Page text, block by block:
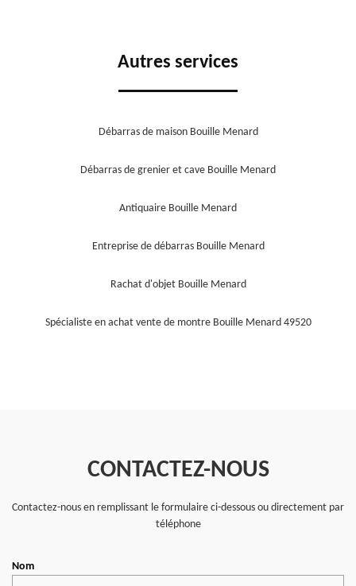
Autres services
Débarras de maison Bouille Menard
Débarras de grenier et cave Bouille Menard
Antiquaire Bouille Menard
Entreprise de débarras Bouille Menard
Rachat d'objet Bouille Menard
Spécialiste en achat vente de montre Bouille Menard 49520
CONTACTEZ-NOUS
Contactez-nous en remplissant le formulaire ci-dessous ou directement par
téléphone
Nom